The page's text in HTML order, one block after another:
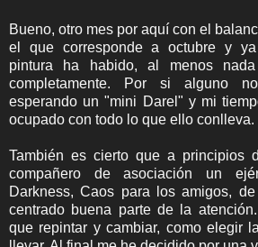
Bueno, otro mes por aquí con el
el que corresponde a octubre y
pintura ha habido, al menos
completamente. Por si alguno
esperando un "mini Darel" y mi
ocupado con todo lo que ello conlleva.
También es cierto que a principios
compañero de asociación un
Darkness, Caos para los amigos,
centrado buena parte de la
que repintar y cambiar, como elegir